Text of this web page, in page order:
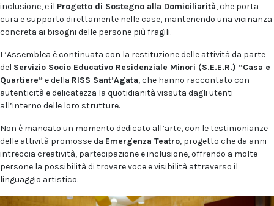
inclusione, e il Progetto di Sostegno alla Domiciliarità, che porta
cura e supporto direttamente nelle case, mantenendo una vicinanza
concreta ai bisogni delle persone più fragili.
L’Assemblea è continuata con la restituzione delle attività da parte
del Servizio Socio Educativo Residenziale Minori (S.E.E.R.) “Casa e
Quartiere”e della RISS Sant’Agata, che hanno raccontato con
autenticità e delicatezza la quotidianità vissuta dagli utenti
all’interno delle loro strutture.
Non è mancato un momento dedicato all’arte, con le testimonianze
delle attività promosse da Emergenza Teatro, progetto che da anni
intreccia creatività, partecipazione e inclusione, offrendo a molte
persone la possibilità di trovare voce e visibilità attraverso il
linguaggio artistico.